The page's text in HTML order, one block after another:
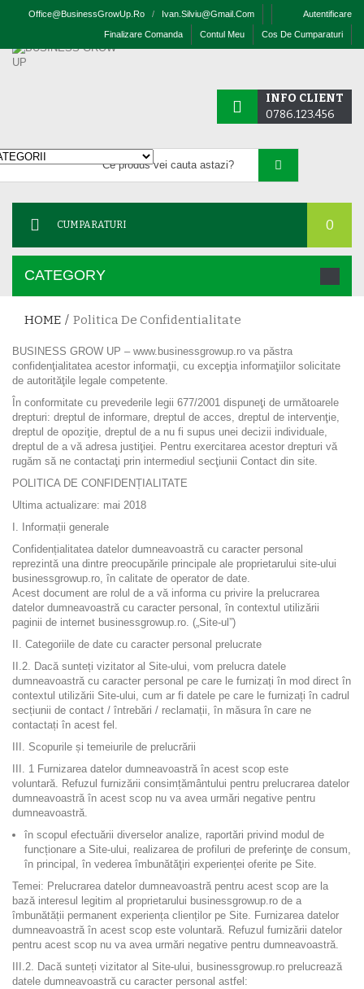
Office@businessGrowUp.ro / Ivan.silviu@gmail.com Autentificare
Cos De Cumparaturi
Contul Meu
Finalizare Comanda
INFO CLIENT
0786.123.456
CUMPARATURI 0
CATEGORY
HOME / Politica De Confidentialitate
BUSINESS GROW UP – www.businessgrowup.ro va păstra
confidenţialitatea acestor informaţii, cu excepţia informaţiilor solicitate
de autorităţile legale competente.
În conformitate cu prevederile legii 677/2001 dispuneţi de următoarele
drepturi: dreptul de informare, dreptul de acces, dreptul de intervenţie,
dreptul de opoziţie, dreptul de a nu fi supus unei decizii individuale,
dreptul de a vă adresa justiţiei. Pentru exercitarea acestor drepturi vă
rugăm să ne contactaţi prin intermediul secţiunii Contact din site.
POLITICA DE CONFIDENȚIALITATE
Ultima actualizare: mai 2018
I. Informații generale
Confidențialitatea datelor dumneavoastră cu caracter personal
reprezintă una dintre preocupările principale ale proprietarului site-ului
businessgrowup.ro, în calitate de operator de date.
Acest document are rolul de a vă informa cu privire la prelucrarea
datelor dumneavoastră cu caracter personal, în contextul utilizării
paginii de internet businessgrowup.ro. („Site-ul”)
II. Categoriile de date cu caracter personal prelucrate
II.2. Dacă sunteți vizitator al Site-ului, vom prelucra datele
dumneavoastră cu caracter personal pe care le furnizați în mod direct în
contextul utilizării Site-ului, cum ar fi datele pe care le furnizați în cadrul
secțiunii de contact / întrebări / reclamații, în măsura în care ne
contactați în acest fel.
III. Scopurile și temeiurile de prelucrării
III. 1 Furnizarea datelor dumneavoastră în acest scop este
voluntară. Refuzul furnizării consimțământului pentru prelucrarea datelor
dumneavoastră în acest scop nu va avea urmări negative pentru
dumneavoastră.
în scopul efectuării diverselor analize, raportări privind modul de
funcționare a Site-ului, realizarea de profiluri de preferinţe de consum,
în principal, în vederea îmbunătăţiri experienței oferite pe Site.
Temei: Prelucrarea datelor dumneavoastră pentru acest scop are la
bază interesul legitim al proprietarului businessgrowup.ro de a
îmbunătății permanent experiența clienților pe Site. Furnizarea datelor
dumneavoastră în acest scop este voluntară. Refuzul furnizării datelor
pentru acest scop nu va avea urmări negative pentru dumneavoastră.
III.2. Dacă sunteți vizitator al Site-ului, businessgrowup.ro prelucrează
datele dumneavoastră cu caracter personal astfel: